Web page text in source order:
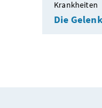
Krankheiten
Die